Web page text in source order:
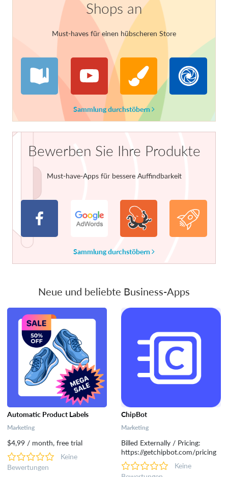
Shops an
Must-haves für einen hübscheren Store
Sammlung durchstöbern
Bewerben Sie Ihre Produkte
Must-have-Apps für bessere Auffindbarkeit
Sammlung durchstöbern
Neue und beliebte Business-Apps
Automatic Product Labels
Marketing
$4,99 / month, free trial
Keine
Bewertungen
ChipBot
Marketing
Billed Externally / Pricing:
https://getchipbot.com/pricing
Keine